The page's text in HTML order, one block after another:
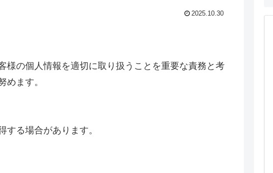
2025.10.30
様の個人情報を適切に取り扱うことを重要な責務と考
めます。
する場合があります。